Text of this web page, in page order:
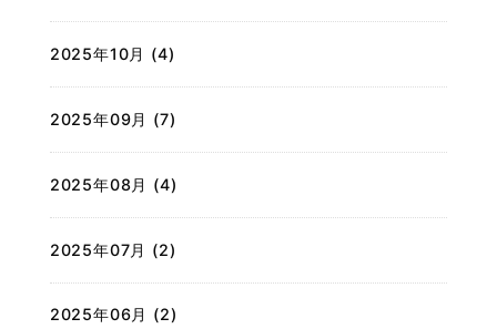
2025年10月 (4)
2025年09月 (7)
2025年08月 (4)
2025年07月 (2)
2025年06月 (2)